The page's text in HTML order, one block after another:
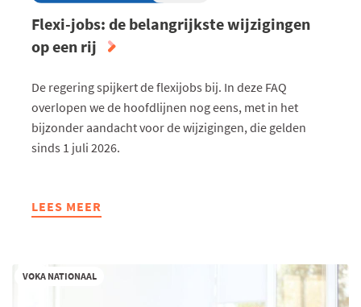
Flexi-jobs: de belangrijkste wijzigingen
op een rij
De regering spijkert de flexijobs bij. In deze FAQ
overlopen we de hoofdlijnen nog eens, met in het
bijzonder aandacht voor de wijzigingen, die gelden
sinds 1 juli 2026.
LEES MEER
ABOUT
BELANGRIJKSTE
VOKA NATIONAAL